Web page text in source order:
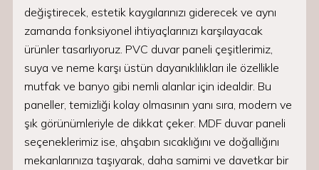
değiştirecek, estetik kaygılarınızı giderecek ve aynı
zamanda fonksiyonel ihtiyaçlarınızı karşılayacak
ürünler tasarlıyoruz. PVC duvar paneli çeşitlerimiz,
suya ve neme karşı üstün dayanıklılıkları ile özellikle
mutfak ve banyo gibi nemli alanlar için idealdir. Bu
paneller, temizliği kolay olmasının yanı sıra, modern ve
şık görünümleriyle de dikkat çeker. MDF duvar paneli
seçeneklerimiz ise, ahşabın sıcaklığını ve doğallığını
mekanlarınıza taşıyarak, daha samimi ve davetkar bir